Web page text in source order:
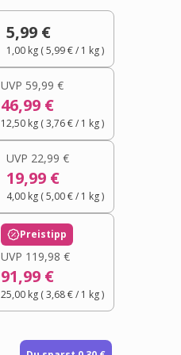
5,99 €
1,00 kg(5,99 €/ 1 kg)
UVP 59,99 €
46,99 €
12,50 kg(3,76 €/ 1 kg)
UVP 22,99 €
19,99 €
4,00 kg(5,00 €/ 1 kg)
Preistipp
UVP 119,98 €
91,99 €
25,00 kg(3,68 €/ 1 kg)